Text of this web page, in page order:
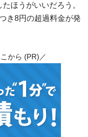
ほうがいいだろう。
き8円の超過料金が発
から (PR)／